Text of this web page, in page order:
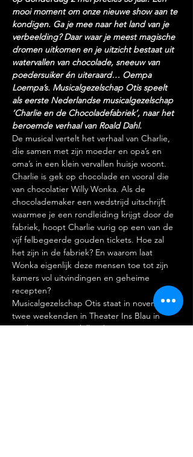
mooi moment om onze nieuwe show aan te
kondigen. Ga je mee naar het land van je
verbeelding? Daar waar je meest magische
dromen uitkomen en je uitzicht bestaat uit
watervallen van chocolade, sneeuw van
poedersuiker én uiteraard… Oempa
Loempa’s. Musicalgezelschap Otis speelt
als eerste Nederlandse musicalgezelschap
‘Charlie en de Chocoladefabriek’, naar het
beroemde verhaal van Roald Dahl.
De musical vertelt het verhaal van Charlie,
die samen met zijn moeder en opa’s en
oma’s in een klein vervallen huisje woont.
Charlie is gek op chocolade en vooral die
van chocolatier Willy Wonka. Als de
chocolademaker een wedstrijd uitschrijft
waarmee je een rondleiding krijgt door de
fabriek, hoopt Charlie vurig op een van de
vijf felbegeerde gouden tickets. Hoe zal
het zijn in de fabriek? En waarom laat
Wonka eigenlijk deze mensen toe tot zijn
kamers vol uitvindingen en geheime
recepten?
Musicalgezelschap Otis staat in november
twee weekenden in Theater Ins Blau in
Leiden, met verschillende casts. Kaarten